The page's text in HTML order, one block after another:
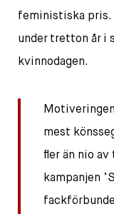
feministiska pris.
under tretton år i
kvinnodagen.
mest
fler än nio av
kampanjen